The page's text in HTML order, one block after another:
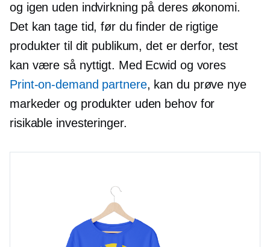
og igen uden indvirkning på deres økonomi.
Det kan tage tid, før du finder de rigtige
produkter til dit publikum, det er derfor, test
kan være så nyttigt. Med Ecwid og vores
Print-on-demand partnere, kan du prøve nye
markeder og produkter uden behov for
risikable investeringer.